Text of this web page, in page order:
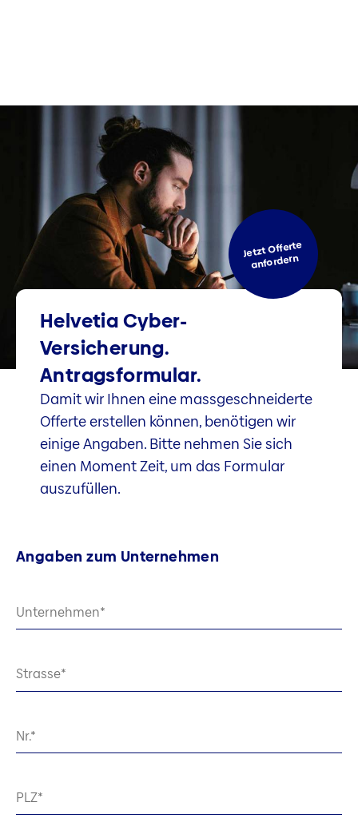
Jetzt Offerte
anfordern
Helvetia Cyber-
Versicherung.
Antragsformular.
Damit wir Ihnen eine massgeschneiderte
Offerte erstellen können, benötigen wir
einige Angaben. Bitte nehmen Sie sich
einen Moment Zeit, um das Formular
auszufüllen.
Angaben zum Unternehmen
Unternehmen
Strasse
Nr.
PLZ